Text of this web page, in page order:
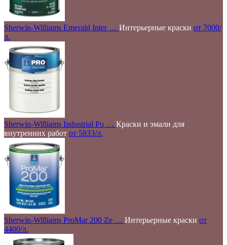
Sherwin-Williams Emerald Inter … Интерьерные краски от 7000/
л.
Sherwin-Williams Industrial Po … Краски и эмали для
внутренних работ от 5833/л.
Sherwin-Williams ProMar 200 Ze … Интерьерные краски от
4400/л.